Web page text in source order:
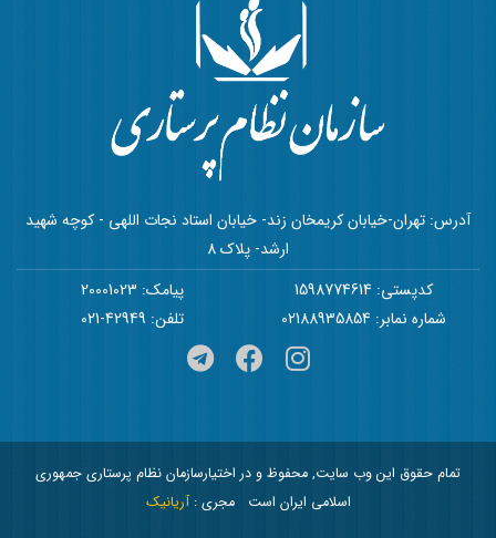
آدرس: تهران-خیابان کریمخان زند- خیابان استاد نجات اللهی - کوچه شهید
ارشد- پلاک 8
کدپستی: 1598774614
پیامک: 20001023
شماره نمابر: 02188935854
تلفن: 42949-021
تمام حقوق این وب سایت, محفوظ و در اختیارسازمان نظام پرستاری جمهوری
اسلامی ایران است
مجری :آریانیک